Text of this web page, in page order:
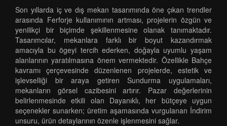
Son yıllarda iç ve dış mekan tasarımında öne çıkan trendler
arasında Ferforje kullanımının artması, projelerin özgün ve
yenilikçi bir biçimde şekillenmesine olanak tanımaktadır.
Tasarımcılar, mekanlara farklı bir boyut kazandırmak
amacıyla bu ögeyi tercih ederken, doğayla uyumlu yaşam
alanlarının yaratılmasına önem vermektedir. Özellikle Bahçe
kavramı çerçevesinde düzenlenen projelerde, estetik ve
işlevselliği bir araya getiren Sundurma uygulamaları,
mekanların görsel cazibesini artırır. Pazar değerlerinin
belirlenmesinde etkili olan Dayanıklı, her bütçeye uygun
seçenekler sunarken; üretim aşamasında vurgulanan İndirim
unsuru, ürün detaylarının özenle işlenmesini sağlar.